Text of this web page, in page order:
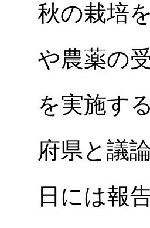
秋の栽培
や農薬の
を実施す
府県と議
日には報